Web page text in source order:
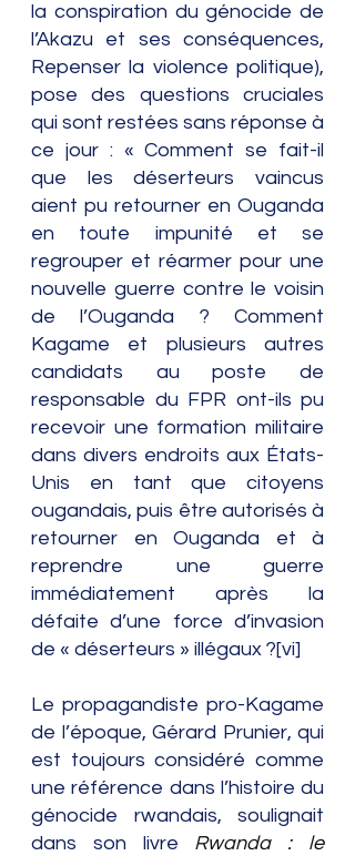
la conspiration du génocide de
l’Akazu et ses conséquences,
Repenser la violence politique),
pose des questions cruciales
qui sont restées sans réponse à
ce jour : « Comment se fait-il
que les déserteurs vaincus
aient pu retourner en Ouganda
en toute impunité et se
regrouper et réarmer pour une
nouvelle guerre contre le voisin
de l’Ouganda ? Comment
Kagame et plusieurs autres
candidats au poste de
responsable du FPR ont-ils pu
recevoir une formation militaire
dans divers endroits aux États-
Unis en tant que citoyens
ougandais, puis être autorisés à
retourner en Ouganda et à
reprendre une guerre
immédiatement après la
défaite d’une force d’invasion
de « déserteurs » illégaux ?[vi]
Le propagandiste pro-Kagame
de l’époque, Gérard Prunier, qui
est toujours considéré comme
une référence dans l’histoire du
génocide rwandais, soulignait
dans son livre Rwanda : le